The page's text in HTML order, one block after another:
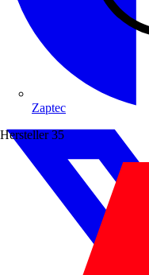
Zaptec
Hersteller 35